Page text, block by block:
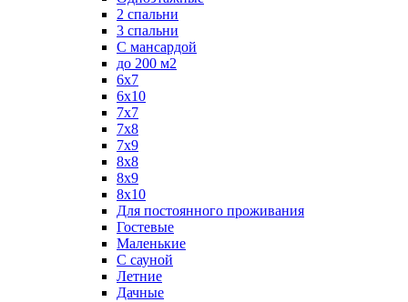
2 спальни
3 спальни
С мансардой
до 200 м2
6х7
6х10
7х7
7х8
7х9
8х8
8х9
8х10
Для постоянного проживания
Гостевые
Маленькие
С сауной
Летние
Дачные